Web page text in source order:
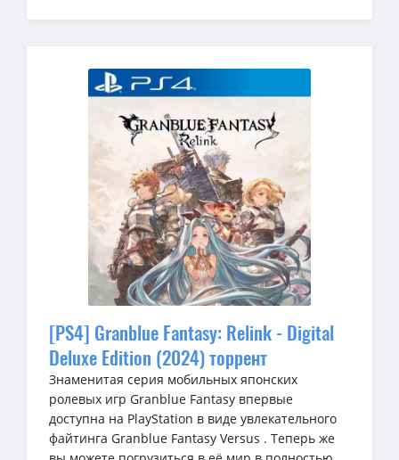
[PS4] Granblue Fantasy: Relink - Digital
Deluxe Edition (2024) торрент
Знаменитая серия мобильных японских
ролевых игр Granblue Fantasy впервые
доступна на PlayStation в виде увлекательного
файтинга Granblue Fantasy Versus . Теперь же